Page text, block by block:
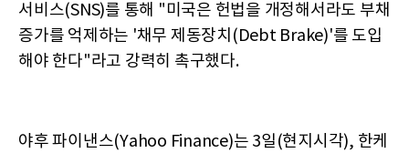
서비스(SNS)를 통해 "미국은 헌법을 개정해서라도 부채
증가를 억제하는 '채무 제동장치(Debt Brake)'를 도입
해야 한다"라고 강력히 촉구했다.
야후 파이낸스(Yahoo Finance)는 3일(현지시각), 한케